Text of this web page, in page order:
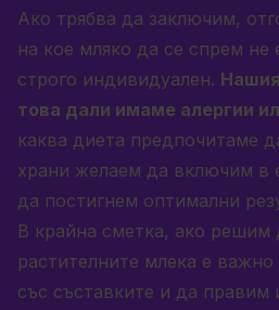
Ако трябва да заключим,
на кое мляко да се спрем не
строго индивидуален.
това дали имаме алергии
каква диета предпочитаме
храни желаем да включим в
да постигнем оптимални
В крайна сметка, ако решим
растителните млека е
със съставките и да